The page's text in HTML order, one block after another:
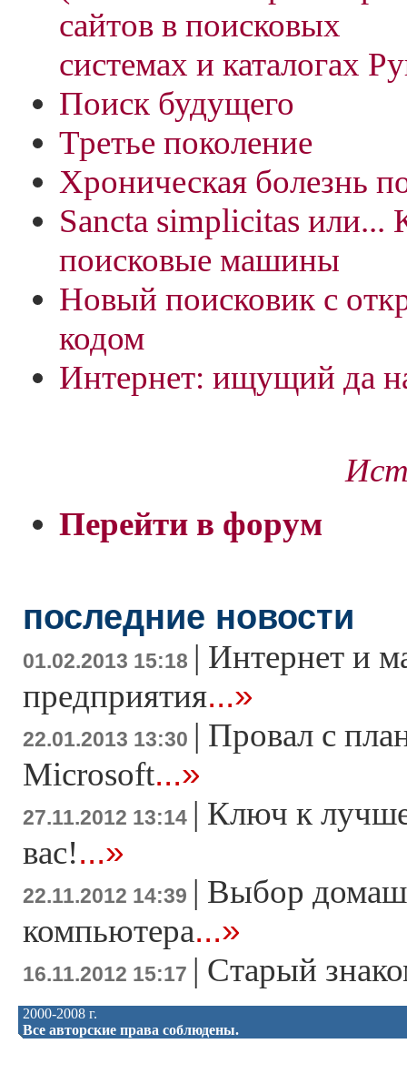
сайтов в поисковых
системах и каталогах
Поиск будущего
Третье поколение
Хроническая болезнь
Sancta simplicitas или...
поисковые машины
Новый поисковик с
кодом
Интернет: ищущий да
Перейти в форум
последние новости
01.02.2013 15:18 | Интернет и
предприятия...»
22.01.2013 13:30 | Провал с
Microsoft...»
27.11.2012 13:14 | Ключ к
вас!...»
22.11.2012 14:39 | Выбор
компьютера...»
16.11.2012 15:17 | Старый
2000-2008 г.
Все авторские права соблюдены.